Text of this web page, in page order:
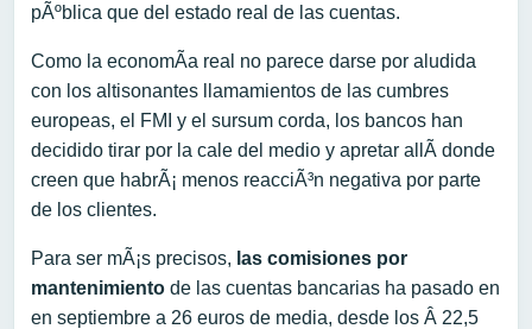
pÃºblica que del estado real de las cuentas.
Como la economÃ­a real no parece darse por aludida
con los altisonantes llamamientos de las cumbres
europeas, el FMI y el sursum corda, los bancos han
decidido tirar por la cale del medio y apretar allÃ­ donde
creen que habrÃ¡ menos reacciÃ³n negativa por parte
de los clientes.
Para ser mÃ¡s precisos, las comisiones por
mantenimiento de las cuentas bancarias ha pasado en
en septiembre a 26 euros de media, desde los Â 22,5